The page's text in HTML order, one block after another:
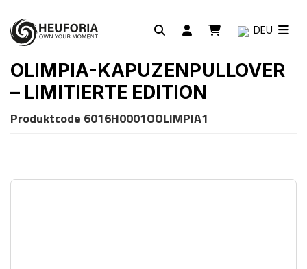
DEU
OLIMPIA-KAPUZENPULLOVER
– LIMITIERTE EDITION
Produktcode 6016H0001OOLIMPIA1